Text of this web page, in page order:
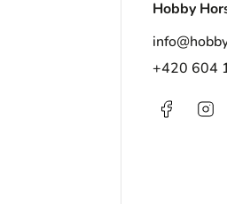
Hobby
info@
+420 604